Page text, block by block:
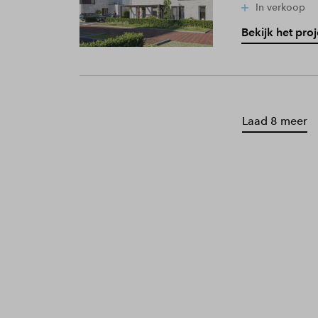
In verkoop
Bekijk het
Laad 8 meer